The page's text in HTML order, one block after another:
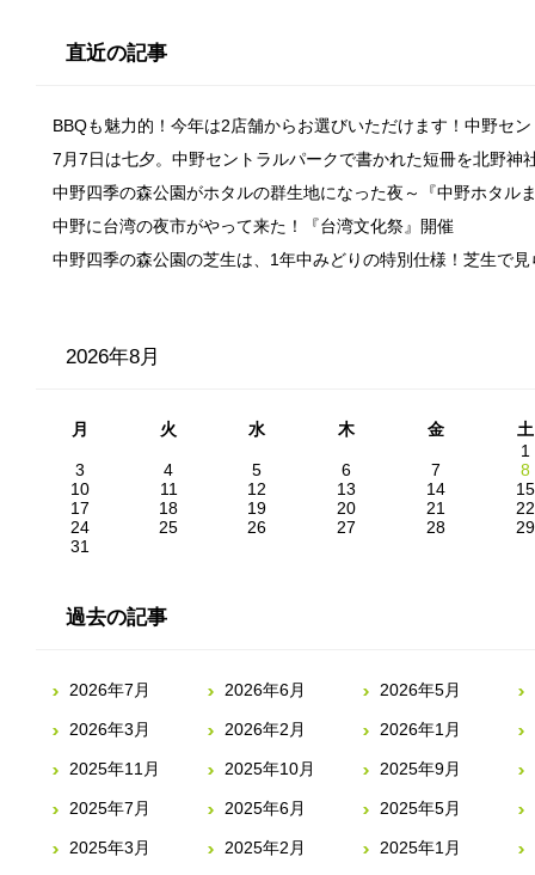
直近の記事
BBQも魅力的！今年は2店舗からお選びいただけます！中野セ
7月7日は七夕。中野セントラルパークで書かれた短冊を北野神
中野四季の森公園がホタルの群生地になった夜～『中野ホタル
中野に台湾の夜市がやって来た！『台湾文化祭』開催
中野四季の森公園の芝生は、1年中みどりの特別仕様！芝生で
2026年8月
月 火 水 木 金
土
1
3
4 5 6 7
8
10
11 12 13 14
15
17
18 19 20 21
22
24
25 26 27 28
29
31
過去の記事
2026年7月 2026年6月 2026年5月
2026年3月 2026年2月 2026年1月
2025年11月 2025年10月 2025年9月
2025年7月 2025年6月 2025年5月
2025年3月 2025年2月 2025年1月